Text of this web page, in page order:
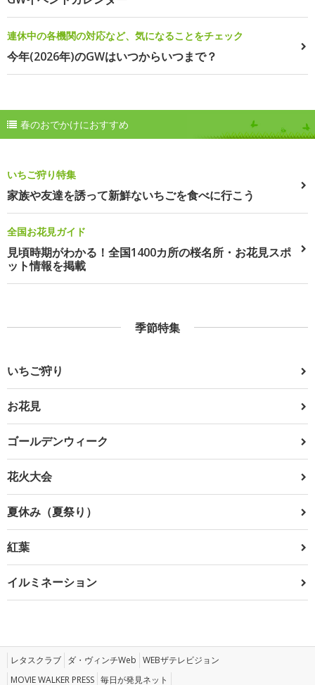
連休中の各機関の対応など、気になることをチェック
今年(2026年)のGWはいつからいつまで？
春のおでかけにおすすめ
いちご狩り特集
家族や友達を誘って新鮮ないちごを食べに行こう
全国お花見ガイド
見頃時期がわかる！全国1400カ所の桜名所・お花見スポ
ット情報を掲載
季節特集
いちご狩り
お花見
ゴールデンウィーク
花火大会
夏休み（夏祭り）
紅葉
イルミネーション
レタスクラブ ダ・ヴィンチWeb WEBザテレビジョン
MOVIE WALKER PRESS 毎日が発見ネット